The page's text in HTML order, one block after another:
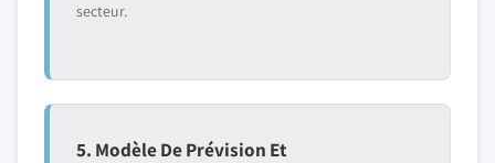
secteur.
5. Modèle De Prévision Et